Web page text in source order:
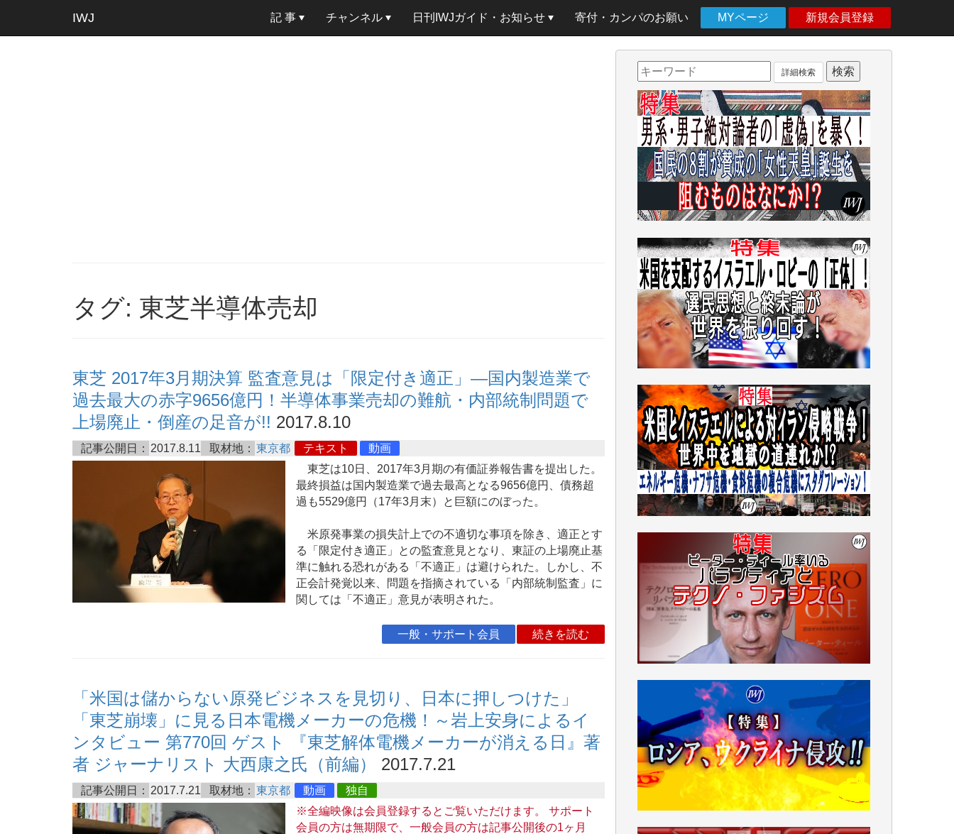
IWJ 記 事 チャンネル 日刊IWJガイド・お知らせ 寄付・カンパのお願い MYページ 新規会員登録
タグ: 東芝半導体売却
東芝 2017年3月期決算 監査意見は「限定付き適正」―国内製造業で
過去最大の赤字9656億円！半導体事業売却の難航・内部統制問題で
上場廃止・倒産の足音が!! 2017.8.10
記事公開日： 2017.8.11 取材地： 東京都 テキスト
動画
東芝は10日、2017年3月期の有価証券報告書を提出した。
最終損益は国内製造業で過去最高となる9656億円、債務超
過も5529億円（17年3月末）と巨額にのぼった。
米原発事業の損失計上での不適切な事項を除き、適正とす
る「限定付き適正」との監査意見となり、東証の上場廃止基
準に触れる恐れがある「不適正」は避けられた。しかし、不
正会計発覚以来、問題を指摘されている「内部統制監査」に
関しては「不適正」意見が表明された。
一般・サポート会員 続きを読む
「米国は儲からない原発ビジネスを見切り、日本に押しつけた」
「東芝崩壊」に見る日本電機メーカーの危機！～岩上安身によるイ
ンタビュー 第770回 ゲスト 『東芝解体電機メーカーが消える日』著
者 ジャーナリスト 大西康之氏（前編）
2017.7.21
記事公開日： 2017.7.21 取材地： 東京都 動画
独自
※全編映像は会員登録するとご覧いただけます。 サポート
会員の方は無期限で、一般会員の方は記事公開後の1ヶ月
詳細検索